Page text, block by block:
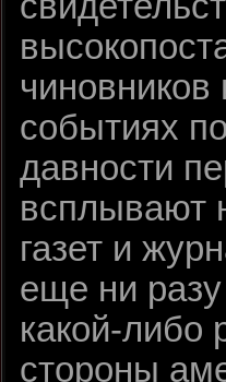
чиновников
событиях
давности
всплывают
газет и
еще ни
какой-либо
стороны